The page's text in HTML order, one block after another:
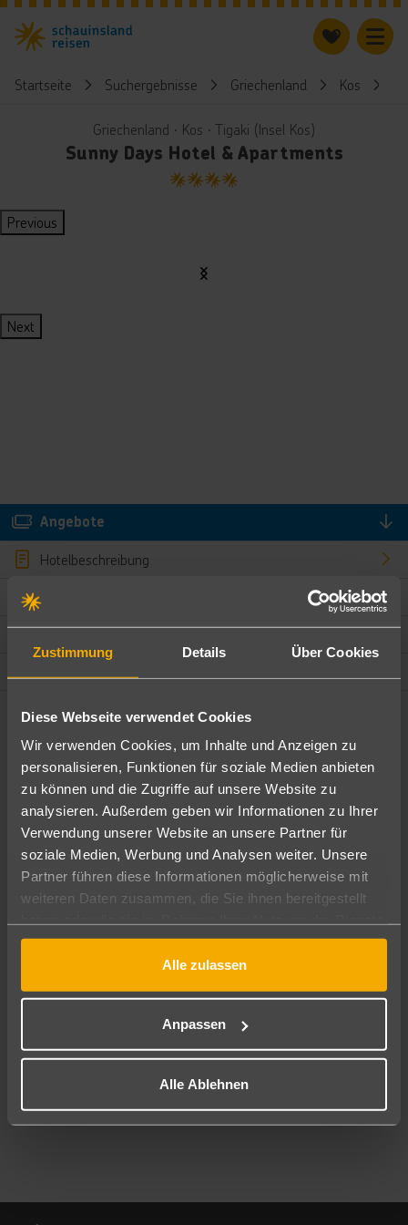
Zustimmung Details Über Cookies
Diese Webseite verwendet Cookies
Wir verwenden Cookies, um Inhalte und Anzeigen zu
personalisieren, Funktionen für soziale Medien anbieten
zu können und die Zugriffe auf unsere Website zu
analysieren. Außerdem geben wir Informationen zu Ihrer
Verwendung unserer Website an unsere Partner für
soziale Medien, Werbung und Analysen weiter. Unsere
Partner führen diese Informationen möglicherweise mit
weiteren Daten zusammen, die Sie ihnen bereitgestellt
gesammelt haben.
Alle zulassen
Anpassen
Alle Ablehnen
Startseite Suchergebnisse Griechenland Kos
Griechenland ∙ Kos ∙ Tigaki (Insel Kos)
Sunny Days Hotel & Apartments
4
Previous
Next
Angebote
Hotelbeschreibung
Bewertungen
Ändere die Kriterien nach deinen Wünschen
Pauschal Nur Hotel
Abflughafen
Alle Abflughäfen
09.08.26–07.08.27 7-21 Nächte
Mehr Filter anzeigen